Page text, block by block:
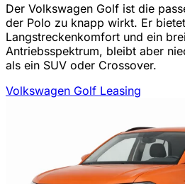
Der Volkswagen Golf ist die
der Polo zu knapp wirkt. Er
Langstreckenkomfort und ein
Antriebsspektrum, bleibt aber
als ein SUV oder Crossover.
Volkswagen Golf Leasing